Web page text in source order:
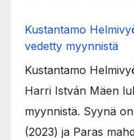
Kustantamo
vedetty myynnistä
Kustantamo
Harri István Mäen
myynnistä. Syynä
(2023) ja Paras